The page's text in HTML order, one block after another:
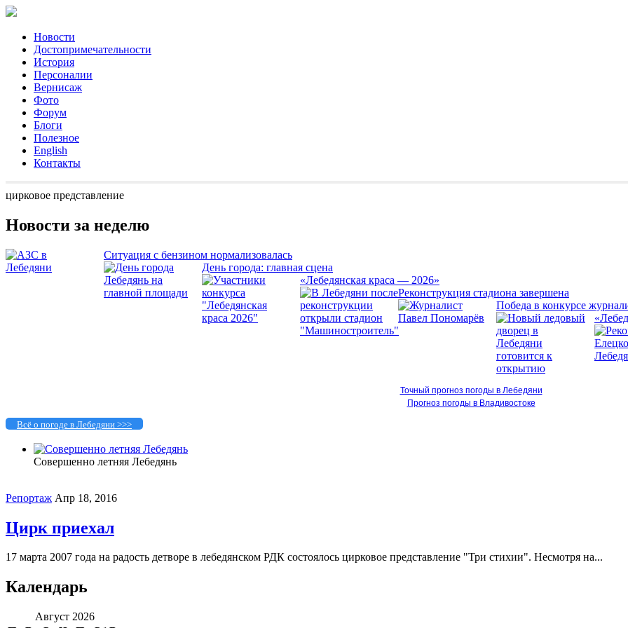
Новости
Достопримечательности
История
Персоналии
Вернисаж
Фото
Форум
Блоги
Полезное
English
Контакты
цирковое представление
Новости за неделю
Ситуация с бензином нормализовалась
День города: главная сцена
«Лебедянская краса — 2026»
Реконструкция стадиона завершена
Победа в конкурсе
Точный прогноз погоды в Лебедяни
Прогноз погоды в Владивостоке
Всё о погоде в Лебедяни >>>
Совершенно летняя Лебедянь
Репортаж Апр 18, 2016
Цирк приехал
17 марта 2007 года на радость детворе в лебедянском РДК состоялось цирковое представление "Три стихии". Несмотря на...
Календарь
Август 2026